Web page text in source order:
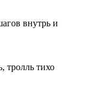
внутрь и
тролль тихо